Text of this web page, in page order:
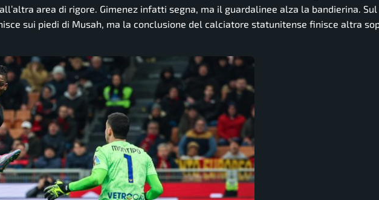
area di rigore. Gimenez infatti segna, ma il guardalinee alza la bandierina.
sui piedi di Musah, ma la conclusione del calciatore statunitense finisce altra